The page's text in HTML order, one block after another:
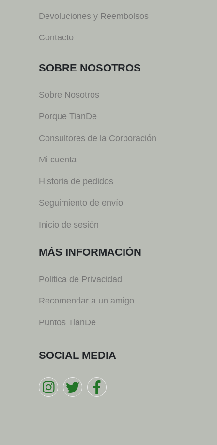
Devoluciones y Reembolsos
Contacto
SOBRE NOSOTROS
Sobre Nosotros
Porque TianDe
Consultores de la Corporación
Mi cuenta
Historia de pedidos
Seguimiento de envío
Inicio de sesión
MÁS INFORMACIÓN
Politica de Privacidad
Recomendar a un amigo
Puntos TianDe
SOCIAL MEDIA